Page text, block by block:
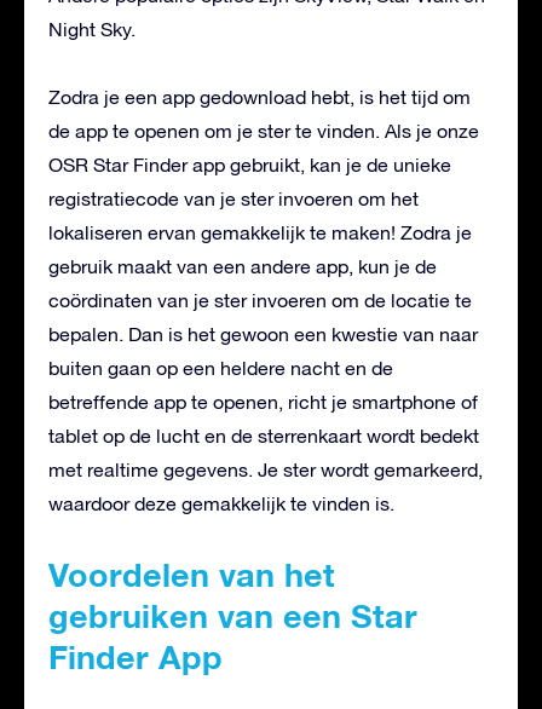
Night Sky.
Zodra je een app gedownload hebt, is het tijd om
de app te openen om je ster te vinden. Als je onze
OSR Star Finder app gebruikt, kan je de unieke
registratiecode van je ster invoeren om het
lokaliseren ervan gemakkelijk te maken! Zodra je
gebruik maakt van een andere app, kun je de
coördinaten van je ster invoeren om de locatie te
bepalen. Dan is het gewoon een kwestie van naar
buiten gaan op een heldere nacht en de
betreffende app te openen, richt je smartphone of
tablet op de lucht en de sterrenkaart wordt bedekt
met realtime gegevens. Je ster wordt gemarkeerd,
waardoor deze gemakkelijk te vinden is.
Voordelen van het
gebruiken van een Star
Finder App